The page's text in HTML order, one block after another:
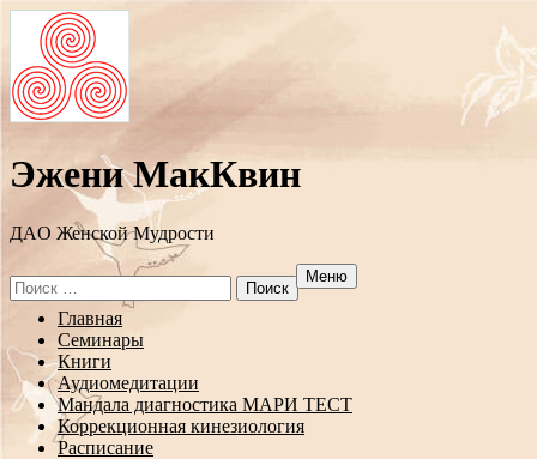
Эжени МакКвин
ДAO Женской Мудрости
Search
for:
Меню
Перейти
содержанию
Главная
Семинары
Книги
Аудиомедитации
Мандала диагностика МАРИ ТЕСТ
Коррекционная кинезиология
Расписание